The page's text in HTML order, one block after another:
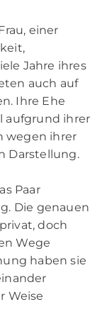
einer
Jahre ihres
auch auf
Ihre Ehe
aufgrund ihrer
wegen ihrer
Darstellung.
Paar
Die genauen
doch
Wege
haben sie
Weise